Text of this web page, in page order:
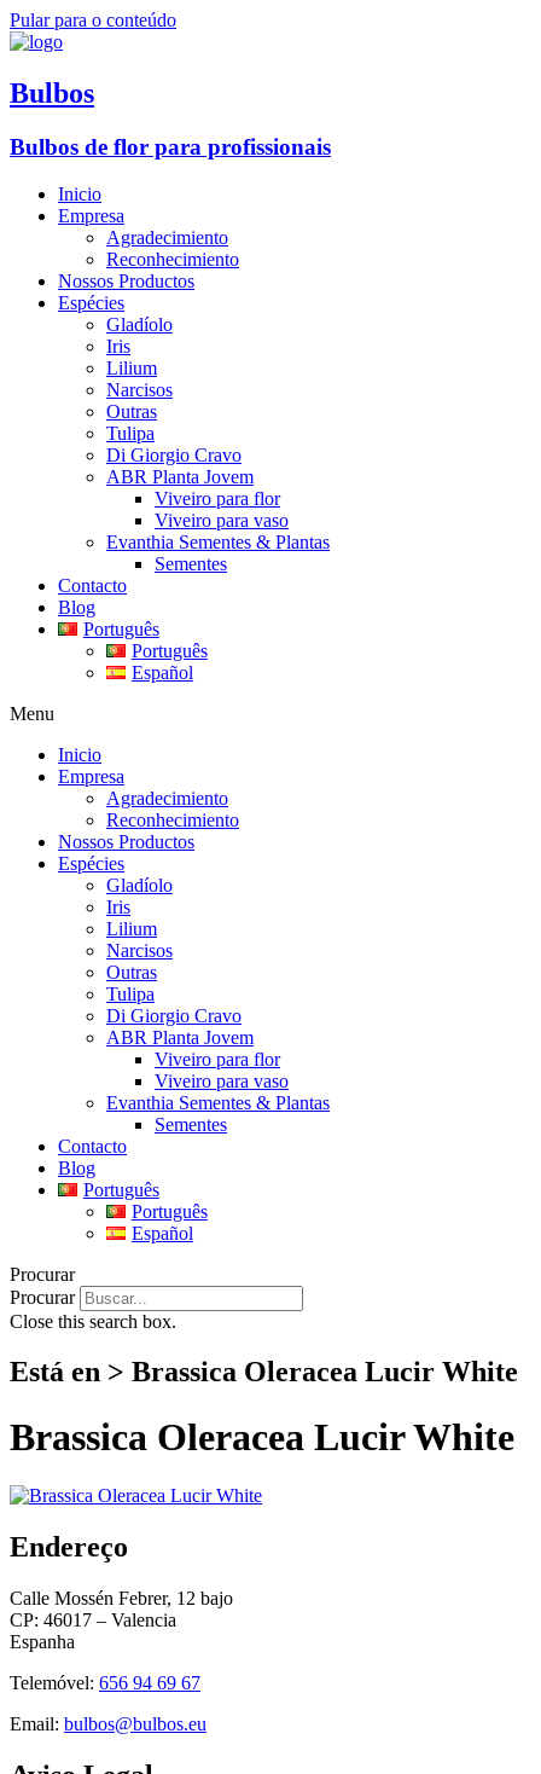
Pular para o conteúdo
Bulbos
Bulbos de flor para profissionais
Inicio
Empresa
Agradecimiento
Reconhecimiento
Nossos Productos
Espécies
Gladíolo
Iris
Lilium
Narcisos
Outras
Tulipa
Di Giorgio Cravo
ABR Planta Jovem
Viveiro para flor
Viveiro para vaso
Evanthia Sementes & Plantas
Sementes
Contacto
Blog
Português
Português
Español
Menu
Inicio
Empresa
Agradecimiento
Reconhecimiento
Nossos Productos
Espécies
Gladíolo
Iris
Lilium
Narcisos
Outras
Tulipa
Di Giorgio Cravo
ABR Planta Jovem
Viveiro para flor
Viveiro para vaso
Evanthia Sementes & Plantas
Sementes
Contacto
Blog
Português
Português
Español
Procurar
Procurar
Close this search box.
Está en > Brassica Oleracea Lucir White
Brassica Oleracea Lucir White
Endereço
Calle Mossén Febrer, 12 bajo
CP: 46017 – Valencia
Espanha
Telemóvel: 656 94 69 67
Email: bulbos@bulbos.eu